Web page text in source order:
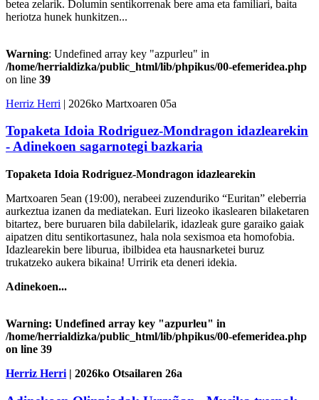
betea zelarik. Dolumin sentikorrenak bere ama eta familiari, baita
heriotza hunek hunkitzen...
Warning: Undefined array key "azpurleu" in
/home/herrialdizka/public_html/lib/phpikus/00-efemeridea.php
on line 39
Herriz Herri | 2026ko Martxoaren 05a
Topaketa Idoia Rodriguez-Mondragon idazlearekin
- Adinekoen sagarnotegi bazkaria
Topaketa Idoia Rodriguez-Mondragon idazlearekin
Martxoaren 5ean (19:00), nerabeei zuzenduriko “Euritan” eleberria
aurkeztua izanen da mediatekan. Euri lizeoko ikaslearen bilaketaren
bitartez, bere buruaren bila dabilelarik, idazleak gure garaiko gaiak
aipatzen ditu sentikortasunez, hala nola sexismoa eta homofobia.
Idazlearekin bere liburua, ibilbidea eta hausnarketei buruz
trukatzeko aukera bikaina! Urririk eta deneri idekia.
Adinekoen...
Warning: Undefined array key "azpurleu" in
/home/herrialdizka/public_html/lib/phpikus/00-efemeridea.php
on line 39
Herriz Herri | 2026ko Otsailaren 26a